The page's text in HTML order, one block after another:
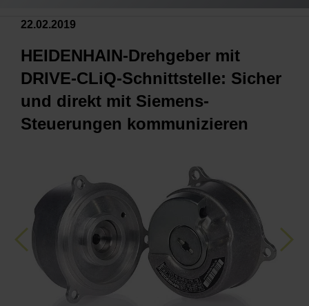
22.02.2019
HEIDENHAIN-Drehgeber mit
DRIVE-CLiQ-Schnittstelle: Sicher
und direkt mit Siemens-
Steuerungen kommunizieren
Previous Next